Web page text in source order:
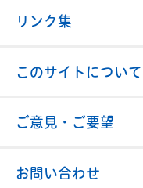
リンク集
このサイトについて
ご意見・ご要望
お問い合わせ